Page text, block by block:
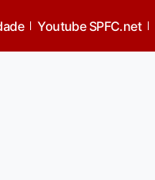
Youtube SPFC.net